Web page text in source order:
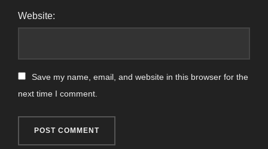
Website:
Save my name, email, and website in this browser for the
next time I comment.